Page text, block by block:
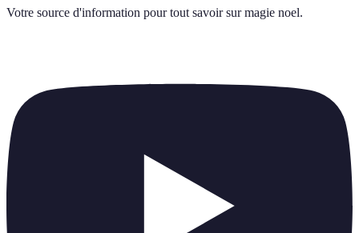
Votre source d'information pour tout savoir sur magie noel.